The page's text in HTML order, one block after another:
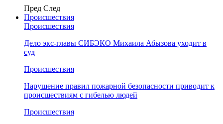
Пред След
Происшествия
Происшествия
Дело экс-главы СИБЭКО Михаила Абызова уходит в
суд
Происшествия
Нарушение правил пожарной безопасности приводит к
происшествиям с гибелью людей
Происшествия